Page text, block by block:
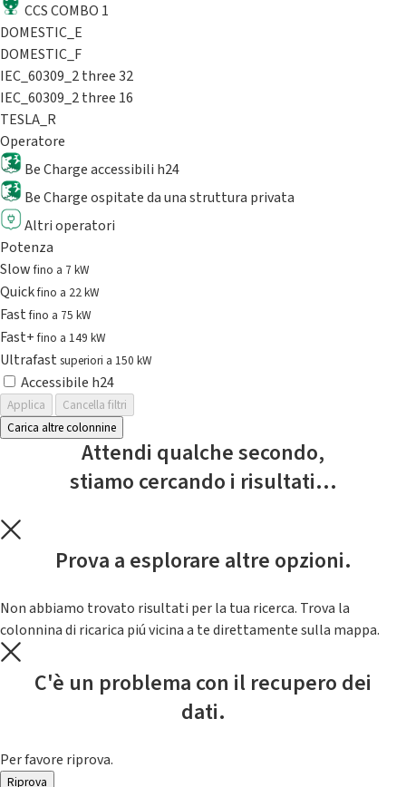
CCS COMBO 1
DOMESTIC_E
DOMESTIC_F
IEC_60309_2 three 32
IEC_60309_2 three 16
TESLA_R
Operatore
Be Charge accessibili h24
Be Charge ospitate da una struttura privata
Altri operatori
Potenza
Slowfino a 7 kW
Quickfino a 22 kW
Fastfino a 75 kW
Fast+fino a 149 kW
Ultrafast superiori a 150 kW
Accessibile h24
Applica
Cancella filtri
Carica altre colonnine
Attendi qualche secondo,
stiamo cercando i risultati...
Prova a esplorare altre opzioni.
Non abbiamo trovato risultati per la tua ricerca. Trova la
colonnina di ricarica piú vicina a te direttamente sulla mappa.
C'è un problema con il recupero dei
dati.
Per favore riprova.
Riprova